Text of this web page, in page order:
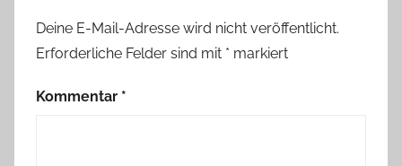
Deine E-Mail-Adresse wird nicht veröffentlicht.
Erforderliche Felder sind mit * markiert
Kommentar *